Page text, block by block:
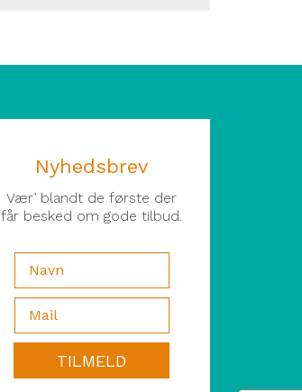
Nyhedsbrev
Vær’ blandt de første der
får besked om gode tilbud.
TILMELD